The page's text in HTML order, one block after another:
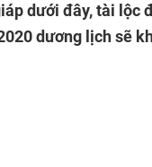
dưới đây, tài lộc
dương lịch sẽ